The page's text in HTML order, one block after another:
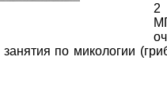
2
по микологии